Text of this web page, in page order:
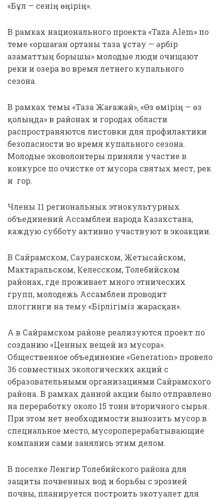
«Бұл — сенің өңірің».
В рамках национального проекта «Taza Alem» по
теме «Қоршаған ортаны таза ұстау — әрбір
азаматтың борышы» молодые люди очищают
реки и озера во время летнего купального
сезона.
В рамках темы «Таза Жағажай», «Өз өмірің — өз
қолыңда» в районах и городах области
распространяются листовки для профилактики
безопасности во время купального сезона.
Молодые эковолонтеры приняли участие в
конкурсе по очистке от мусора святых мест, рек
и гор.
Члены 11 региональных этнокультурных
объединений Ассамблеи народа Казахстана,
каждую субботу активно участвуют в экоакции.
В Сайрамском, Сауранском, Жетысайском,
Мактаральском, Келесском, Толебийском
районах, где проживает много этнических
групп, молодежь Ассамблеи проводит
плоггинги на тему «Бірлігіміз жарасқан».
А в Сайрамском районе реализуются проект по
созданию «Ценных вещей из мусора».
Общественное объединение «Generation» провело
36 совместных экологических акций с
образовательными организациями Сайрамского
района. В рамках данной акции было отправлено
на переработку около 15 тонн вторичного сырья.
При этом нет необходимости вывозить мусор в
специальное место, мусороперерабатывающие
компании сами занялись этим делом.
В поселке Ленгир Толебийского района для
защиты почвенных вод и борьбы с эрозией
почвы, планируется построить экотуалет для